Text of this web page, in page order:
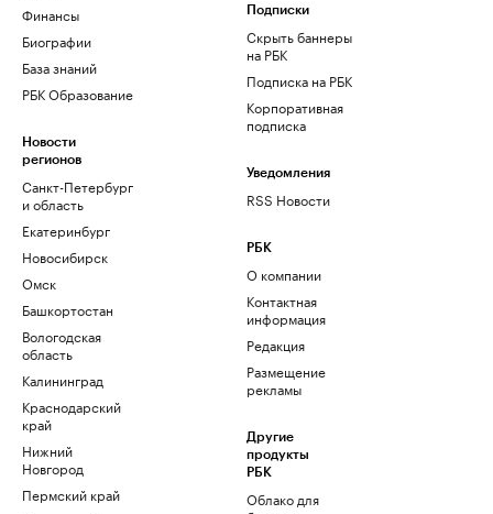
Финансы
Биографии
База знаний
РБК Образование
Новости
регионов
Санкт-Петербург
и область
Екатеринбург
Новосибирск
Омск
Башкортостан
Вологодская
область
Калининград
Краснодарский
край
Нижний
Новгород
Пермский край
Подписки
Скрыть баннеры
на РБК
Подписка на РБК
Корпоративная
подписка
Уведомления
RSS Новости
РБК
О компании
Контактная
информация
Редакция
Размещение
рекламы
Другие
продукты
РБК
Облако для